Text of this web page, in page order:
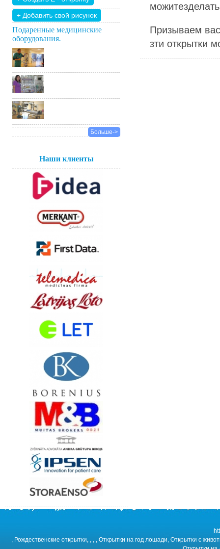
+ Добавить свой ​​рисунок
Подаренные медицинские
оборудования.
Больше->
Наши клиенты
Призываем
зти открытки
, Рождественские открытки, , , , Открытки на год лошади, Открытки с